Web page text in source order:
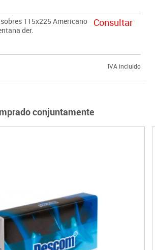
115x225 Americano
der.
Consultar
IVA incluido
conjuntamente